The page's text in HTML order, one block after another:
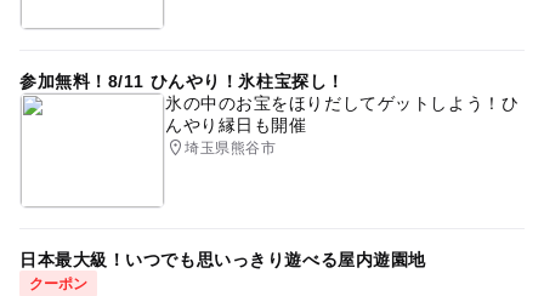
参加無料！8/11 ひんやり！氷柱宝探し！
氷の中のお宝をほりだしてゲットしよう！ひ
んやり縁日も開催
埼玉県熊谷市
日本最大級！いつでも思いっきり遊べる屋内遊園地
クーポン